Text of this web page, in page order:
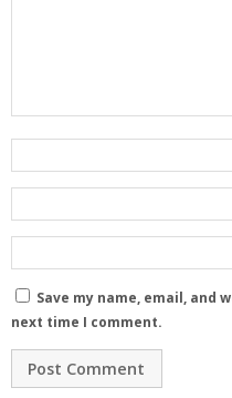
Save my name, email, and
next time I comment.